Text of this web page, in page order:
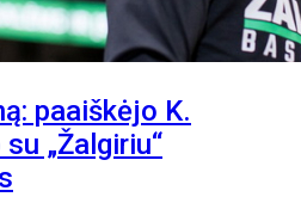
paaiškėjo K.
„Žalgiriu“